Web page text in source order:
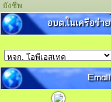
ยังชีพ
อบต.ในเครือข่าย
Email